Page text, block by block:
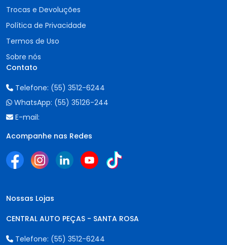
Trocas e Devoluções
Política de Privacidade
Termos de Uso
Sobre nós
Contato
Telefone: (55) 3512-6244
WhatsApp: (55) 35126-244
E-mail:
Acompanhe nas Redes
Nossas Lojas
CENTRAL AUTO PEÇAS - SANTA ROSA
Telefone: (55) 3512-6244